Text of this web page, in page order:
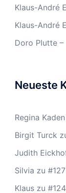
Klaus-André
Klaus-André
Doro Plutte –
Neueste
Regina Kaden
Birgit Turck
Judith
Silvia zu
Klaus zu